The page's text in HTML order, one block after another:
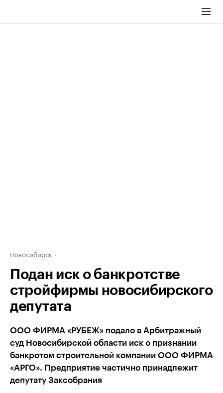
Новосибирск
Подан иск о банкротстве
стройфирмы новосибирского
депутата
ООО ФИРМА «РУБЕЖ» подало в Арбитражный
суд Новосибирской области иск о признании
банкротом строительной компании ООО ФИРМА
«АРГО». Предприятие частично принадлежит
депутату Заксобрания